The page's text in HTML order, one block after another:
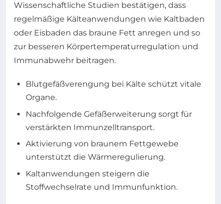
Wissenschaftliche Studien bestätigen, dass
regelmäßige Kälteanwendungen wie Kaltbaden
oder Eisbaden das braune Fett anregen und so
zur besseren Körpertemperaturregulation und
Immunabwehr beitragen.
Blutgefäßverengung bei Kälte schützt vitale
Organe.
Nachfolgende Gefäßerweiterung sorgt für
verstärkten Immunzelltransport.
Aktivierung von braunem Fettgewebe
unterstützt die Wärmeregulierung.
Kaltanwendungen steigern die
Stoffwechselrate und Immunfunktion.